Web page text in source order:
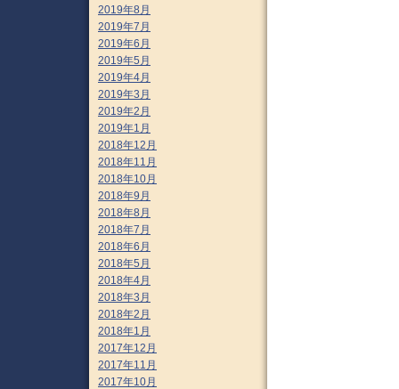
2019年8月
2019年7月
2019年6月
2019年5月
2019年4月
2019年3月
2019年2月
2019年1月
2018年12月
2018年11月
2018年10月
2018年9月
2018年8月
2018年7月
2018年6月
2018年5月
2018年4月
2018年3月
2018年2月
2018年1月
2017年12月
2017年11月
2017年10月